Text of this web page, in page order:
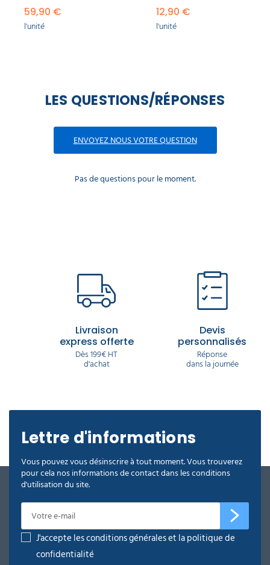
59,90 €
l'unité
12,90 €
l'unité
LES QUESTIONS/RÉPONSES
ENVOYEZ NOUS VOTRE QUESTION
Pas de questions pour le moment.
Livraison
express offerte
Dès 199€ HT
d'achat
Devis
personnalisés
Réponse
dans la journée
Lettre d'informations
Vous pouvez vous désinscrire à tout moment. Vous trouverez
pour cela nos informations de contact dans les conditions
d'utilisation du site.
J'accepte les conditions générales et la politique de
confidentialité